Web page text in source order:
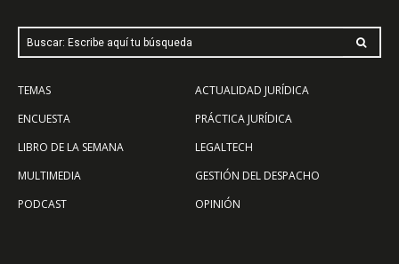
Buscar: Escribe aquí tu búsqueda
TEMAS
ENCUESTA
LIBRO DE LA SEMANA
MULTIMEDIA
PODCAST
ACTUALIDAD JURÍDICA
PRÁCTICA JURÍDICA
LEGALTECH
GESTIÓN DEL DESPACHO
OPINIÓN